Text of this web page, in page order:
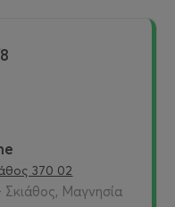
370 02
Μαγνησία